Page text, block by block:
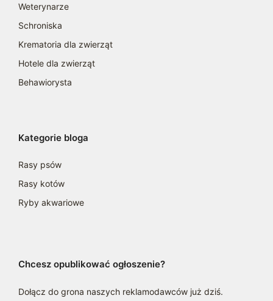
Weterynarze
Schroniska
Krematoria dla zwierząt
Hotele dla zwierząt
Behawiorysta
Kategorie bloga
Rasy psów
Rasy kotów
Ryby akwariowe
Chcesz opublikować ogłoszenie?
Dołącz do grona naszych reklamodawców już dziś.